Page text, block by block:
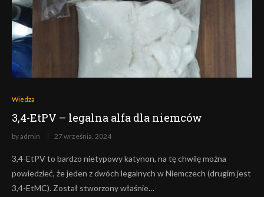
Wiedza
3,4-EtPV – legalna alfa dla niemców
byadmin 27 września, 2024
3,4-EtPV to bardzo nietypowy katynon, na tę chwilę można
powiedzieć, że jeden z dwóch legalnych w Niemczech (drugim jest
3,4-EtMC). Został stworzony właśnie…